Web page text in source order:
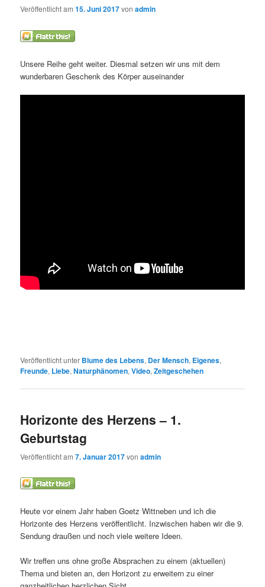
Veröffentlicht am15. Juni 2017vonadmin
Unsere Reihe geht weiter. Diesmal setzen wir uns mit dem
wunderbaren Geschenk des Körper auseinander
Veröffentlicht unter Blume des Lebens, Der Mensch, Eigenes,
Freunde, Liebe,Naturphänomen,Video,Zeitgeschehen
Horizonte des Herzens – 1.
Geburtstag
Veröffentlicht am7. Januar 2017vonadmin
Heute vor einem Jahr haben Goetz Wittneben und ich die
Horizonte des Herzens veröffentlicht. Inzwischen haben wir die 9.
Sendung draußen und noch viele weitere Ideen.
Wir treffen uns ohne große Absprachen zu einem (aktuellen)
Thema und bieten an, den Horizont zu erweitern zu einer